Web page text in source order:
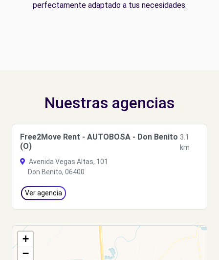
perfectamente adaptado a tus necesidades.
Nuestras agencias
Free2Move Rent - AUTOBOSA - Don Benito
(O)
3.1
km
Avenida Vegas Altas, 101
Don Benito, 06400
Ver agencia
+
−